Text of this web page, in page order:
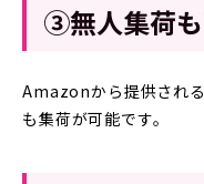
③無人集荷
Amazonから提供され
も集荷が可能です。